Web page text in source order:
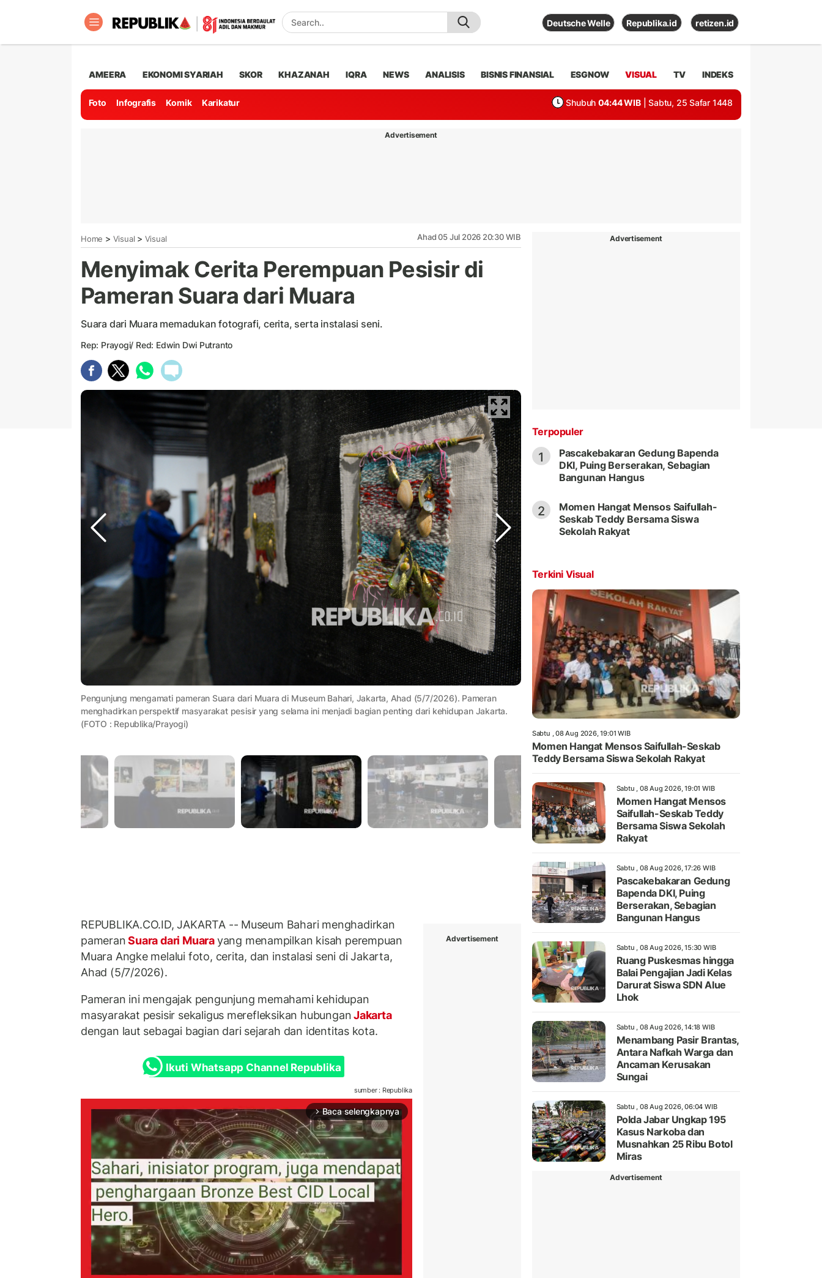
Deutsche Welle Republika.id retizen.id
AMEERA EKONOMI SYARIAH SKOR KHAZANAH IQRA NEWS ANALISIS BISNIS FINANSIAL ESGNOW VISUAL TV INDEKS
Foto Infografis Komik Karikatur Shubuh 04:44 WIB | Sabtu, 25 Safar 1448
Advertisement
Home > Visual > Visual Ahad 05 Jul 2026 20:30 WIB
Menyimak Cerita Perempuan Pesisir di
Pameran Suara dari Muara
Suara dari Muara memadukan fotografi, cerita, serta instalasi seni.
Rep: Prayogi/ Red: Edwin Dwi Putranto
Pengunjung mengamati pameran Suara dari Muara di Museum Bahari, Jakarta, Ahad (5/7/2026). Pameran
menghadirkan perspektif masyarakat pesisir yang selama ini menjadi bagian penting dari kehidupan Jakarta.
(FOTO : Republika/Prayogi)
REPUBLIKA.CO.ID, JAKARTA -- Museum Bahari menghadirkan
pameranSuara dari Muarayang menampilkan kisah perempuan
Muara Angke melalui foto, cerita, dan instalasi seni di Jakarta,
Ahad (5/7/2026).
Pameran ini mengajak pengunjung memahami kehidupan
masyarakat pesisir sekaligus merefleksikan hubunganJakarta
dengan laut sebagai bagian dari sejarah dan identitas kota.
Ikuti Whatsapp Channel Republika
sumber : Republika
arrow_forward_ios Baca selengkapnya
Advertisement
Advertisement
Terpopuler
1
Pascakebakaran Gedung Bapenda
DKI, Puing Berserakan, Sebagian
Bangunan Hangus
2
Momen Hangat Mensos Saifullah-
Seskab Teddy Bersama Siswa
Sekolah Rakyat
Terkini Visual
Sabtu , 08 Aug 2026, 19:01 WIB
Momen Hangat Mensos Saifullah-Seskab
Teddy Bersama Siswa Sekolah Rakyat
Sabtu , 08 Aug 2026, 19:01 WIB
Momen Hangat Mensos
Saifullah-Seskab Teddy
Bersama Siswa Sekolah
Rakyat
Sabtu , 08 Aug 2026, 17:26 WIB
Pascakebakaran Gedung
Bapenda DKI, Puing
Berserakan, Sebagian
Bangunan Hangus
Sabtu , 08 Aug 2026, 15:30 WIB
Ruang Puskesmas hingga
Balai Pengajian Jadi Kelas
Darurat Siswa SDN Alue
Lhok
Sabtu , 08 Aug 2026, 14:18 WIB
Menambang Pasir Brantas,
Antara Nafkah Warga dan
Ancaman Kerusakan
Sungai
Sabtu , 08 Aug 2026, 06:04 WIB
Polda Jabar Ungkap 195
Kasus Narkoba dan
Musnahkan 25 Ribu Botol
Miras
Advertisement